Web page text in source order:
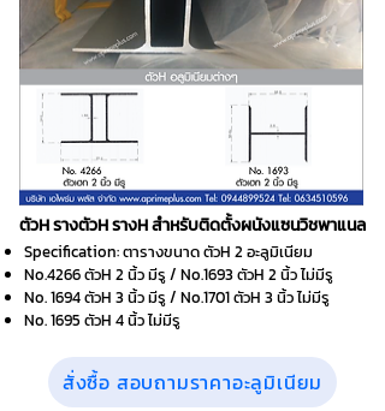
ตัวH รางตัวH รางH สำหรับติดตั้งผนังแซนวิชพาแนล
Specification: ตารางขนาด ตัวH 2 อะลูมิเนียม
No.4266 ตัวH 2 นิ้ว มีรู / No.1693 ตัวH 2 นิ้ว ไม่มีรู
No. 1694 ตัวH 3 นิ้ว มีรู / No.1701 ตัวH 3 นิ้ว ไม่มีรู
No. 1695 ตัวH 4 นิ้ว ไม่มีรู
สั่งซื้อ สอบถามราคาอะลูมิเนียม